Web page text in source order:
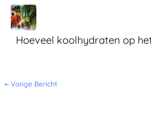
Hoeveel koolhydraten op
← Vorige Bericht